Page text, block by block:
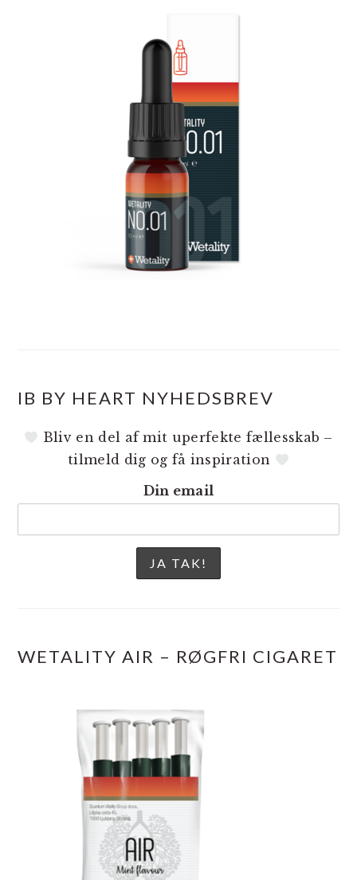
IB BY HEART NYHEDSBREV
Bliv en del af mit uperfekte fællesskab –
tilmeld dig og få inspiration
Din email
WETALITY AIR – RØGFRI CIGARET